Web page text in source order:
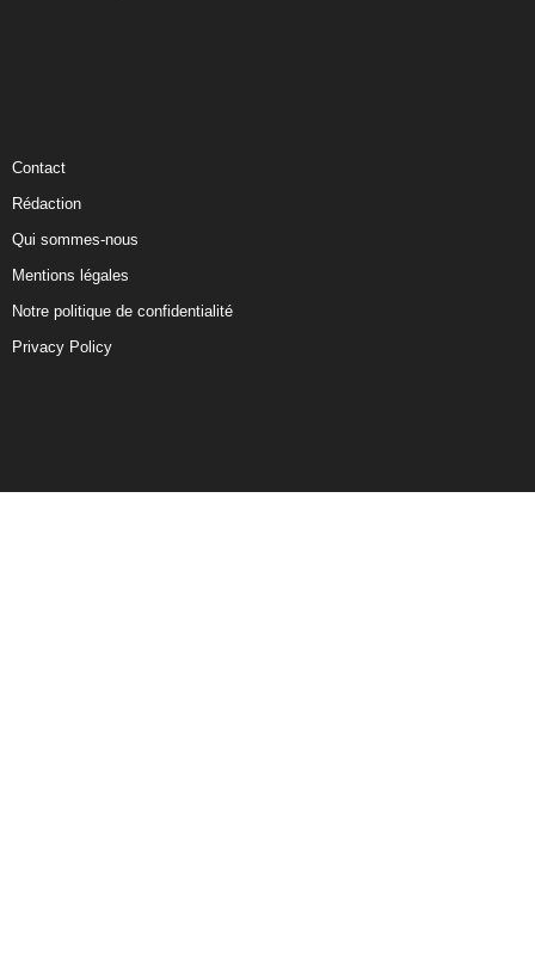
Contact
Rédaction
Qui sommes-nous
Mentions légales
Notre politique de confidentialité
Privacy Policy